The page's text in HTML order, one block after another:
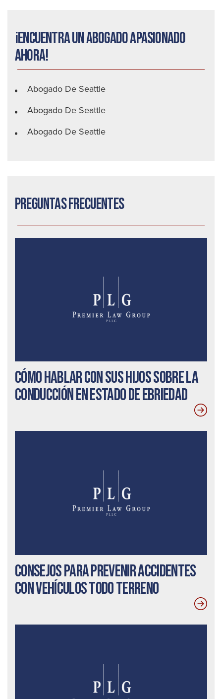
¡Encuentra un abogado apasionado
ahora!
Abogado De Seattle
Abogado De Seattle
Abogado De Seattle
Preguntas frecuentes
Cómo hablar con sus hijos sobre la
conducción en estado de ebriedad
Consejos para prevenir accidentes
con vehículos todo terreno